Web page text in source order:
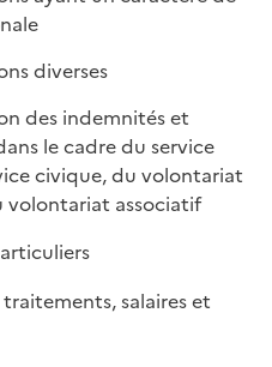
diverses
des indemnités et
le cadre du service
civique, du volontariat
associatif
salaires et